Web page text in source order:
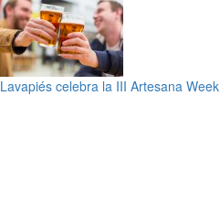
Lavapiés celebra la III Artesana